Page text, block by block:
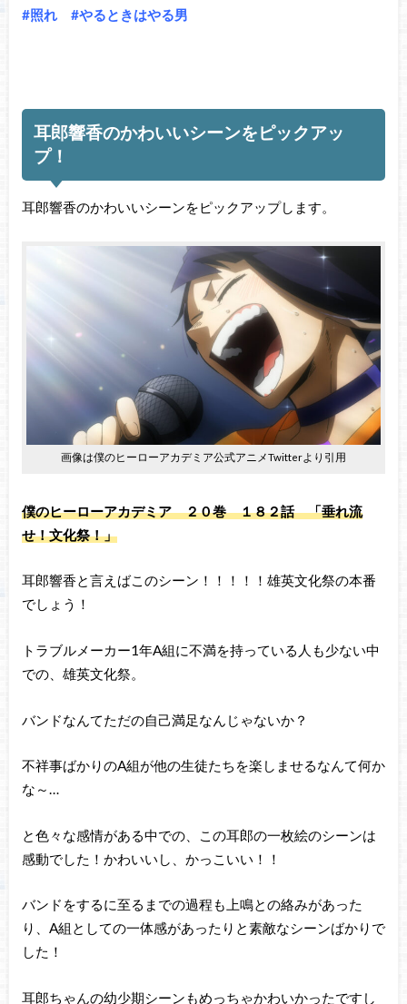
#照れ #やるときはやる男
耳郎響香のかわいいシーンをピックアッ
プ！
耳郎響香のかわいいシーンをピックアップします。
画像は僕のヒーローアカデミア公式アニメTwitterより引用
僕のヒーローアカデミア ２０巻 １８２話 「垂れ流
せ！文化祭！」
耳郎響香と言えばこのシーン！！！！！雄英文化祭の本番
でしょう！
トラブルメーカー1年A組に不満を持っている人も少ない中
での、雄英文化祭。
バンドなんてただの自己満足なんじゃないか？
不祥事ばかりのA組が他の生徒たちを楽しませるなんて何か
な～…
と色々な感情がある中での、この耳郎の一枚絵のシーンは
感動でした！かわいいし、かっこいい！！
バンドをするに至るまでの過程も上鳴との絡みがあった
り、A組としての一体感があったりと素敵なシーンばかりで
した！
耳郎ちゃんの幼少期シーンもめっちゃかわいかったですし